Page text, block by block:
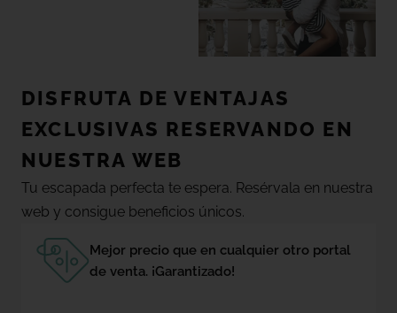
DISFRUTA DE VENTAJAS
EXCLUSIVAS RESERVANDO EN
NUESTRA WEB
Tu escapada perfecta te espera. Resérvala en nuestra
web y consigue beneficios únicos.
Mejor precio que en cualquier otro portal
de venta. ¡Garantizado!